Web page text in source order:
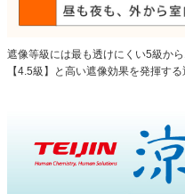
遮像等級には最も透けにくい5級か
【4.5級】と高い遮像効果を発揮す